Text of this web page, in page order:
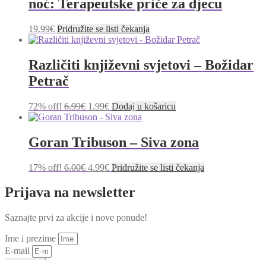
noć: Terapeutske priče za djecu
19.99€ Pridružite se listi čekanja
Različiti književni svjetovi – Božidar
Petrač
72% off! 6.99€ Izvorna
cijena
je:
6.99€.
1.99€Trenutna
cijena
Dodaj u košaricu
Goran Tribuson – Siva zona
17% off! 6.00€ Izvorna
bila
je:
4.99€Trenutna
je:
4.99€.
Pridružite se listi čekanja
Prijava na newsletter
Saznajte prvi za akcije i nove ponude!
Ime i prezime
E-mail